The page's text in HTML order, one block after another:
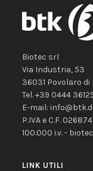
Biotec srl
Via Industria, 53
36031 Povolaro di
Tel.+39 0444
E-mail:
P.IVA e C.F.
100.000 i.v. -
LINK UTILI